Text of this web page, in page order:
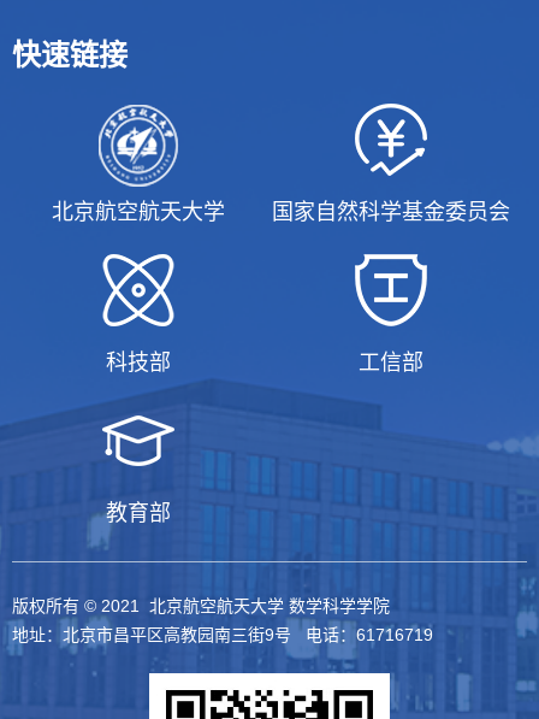
快速链接
北京航空航天大学 国家自然科学基金委员会
科技部 工信部
教育部
版权所有 © 2021 北京航空航天大学 数学科学学院
地址：北京市昌平区高教园南三街9号 电话：61716719